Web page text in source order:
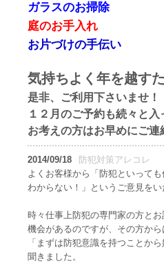
ガラスのお掃除
庭のお手入れ
お片づけの手伝い
気持ちよく年を越す
是非、ご利用下さいませ！
１２月のご予約も続々と入
お考えの方はお早めにご連
2014/09/18
防犯対策アレコレ
よくお客様から「防犯といって
わからない！」というご意見をい
時々仕事上防犯の専門家の方とお
機会があるのですが、その方から
「まずは防犯意識を持つことから
聞きました。